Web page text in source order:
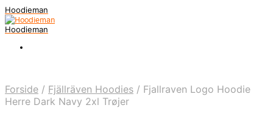
Hoodieman
Hoodieman
Forside / Fjällräven Hoodies / Fjallraven Logo Hoodie
Herre Dark Navy 2xl Trøjer